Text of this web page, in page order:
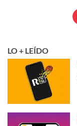
LO + LEÍDO